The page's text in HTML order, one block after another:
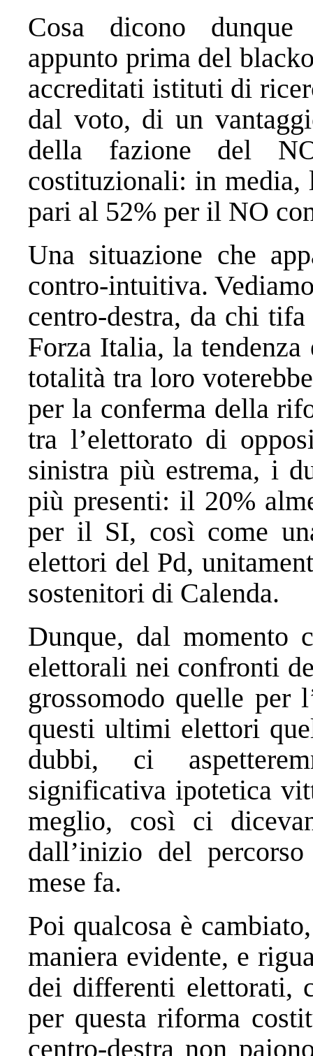
Cosa dicono dunque
appunto prima del
accreditati istituti di
dal voto, di un
della fazione del
costituzionali: in media,
pari al 52% per il NO
Una situazione che
contro-intuitiva.
centro-destra, da chi
Forza Italia, la
totalità tra loro
per la conferma della
tra l’elettorato di
sinistra più estrema, i
più presenti: il 20%
per il SI, così come
elettori del Pd,
sostenitori di Calenda.
Dunque, dal momento
elettorali nei confronti
grossomodo quelle per
questi ultimi elettori
dubbi, ci
significativa ipotetica
meglio, così ci
dall’inizio del
mese fa.
Poi qualcosa è
maniera evidente, e
dei differenti elettorati,
per questa riforma
centro-destra non